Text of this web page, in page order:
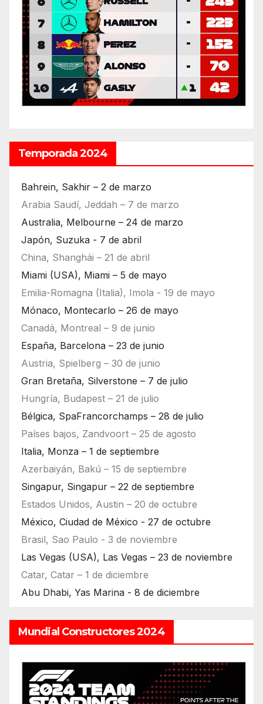
Temporada 2024
Bahrein, Sakhir – 2 de marzo
Arabia Saudí, Jeddah – 7 de marzo
Australia, Melbourne – 24 de marzo
Japón, Suzuka - 7 de abril
China, Shanghái – 21 de abril
Miami (USA), Miami – 5 de mayo
Emilia-Romagna (Italia), Imola - 19 de mayo
Mónaco, Montecarlo – 26 de mayo
Canadá, Montreal – 9 de junio
España, Barcelona – 23 de junio
Austria, Spielberg – 30 de junio
Gran Bretaña, Silverstone – 7 de julio
Hungría, Budapest – 21 de julio
Bélgica, SpaFrancorchamps – 28 de julio
Países bajos, Zandvoort – 25 de agosto
Italia, Monza – 1 de septiembre
Azerbaiyán, Bakú – 15 de septiembre
Singapur, Singapur – 22 de septiembre
Estados Unidos, Austin – 20 de octubre
México, Ciudad de México - 27 de octubre
Brasil, Sao Paulo - 3 de noviembre
Las Vegas (USA), Las Vegas – 23 de noviembre
Catar, Catar – 1 de diciembre
Abu Dhabi, Yas Marina - 8 de diciembre
Mundial Constructores 2024